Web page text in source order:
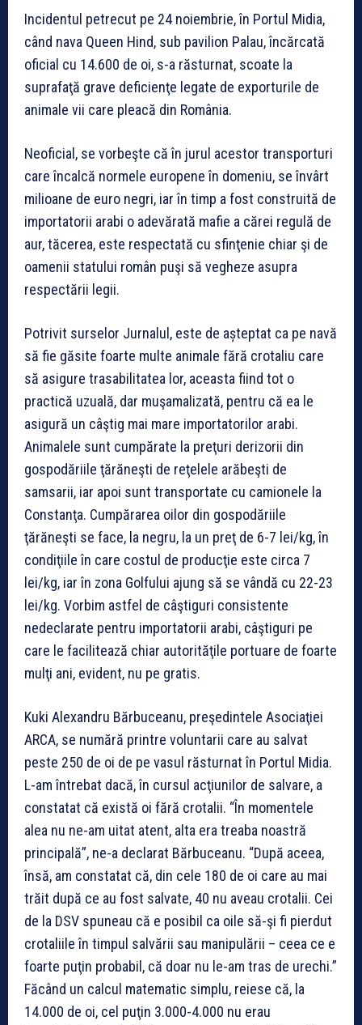
Incidentul petrecut pe 24 noiembrie, în Portul Midia,
când nava Queen Hind, sub pavilion Palau, încărcată
oficial cu 14.600 de oi, s-a răsturnat, scoate la
suprafaţă grave deficienţe legate de exporturile de
animale vii care pleacă din România.
Neoficial, se vorbeşte că în jurul acestor transporturi
care încalcă normele europene în domeniu, se învârt
milioane de euro negri, iar în timp a fost construită de
importatorii arabi o adevărată mafie a cărei regulă de
aur, tăcerea, este respectată cu sfinţenie chiar şi de
oamenii statului român puşi să vegheze asupra
respectării legii.
Potrivit surselor Jurnalul, este de așteptat ca pe navă
să fie găsite foarte multe animale fără crotaliu care
să asigure trasabilitatea lor, aceasta fiind tot o
practică uzuală, dar muşamalizată, pentru că ea le
asigură un câştig mai mare importatorilor arabi.
Animalele sunt cumpărate la preţuri derizorii din
gospodăriile ţărăneşti de reţelele arăbeşti de
samsarii, iar apoi sunt transportate cu camionele la
Constanţa. Cumpărarea oilor din gospodăriile
ţărăneşti se face, la negru, la un preţ de 6-7 lei/kg, în
condiţiile în care costul de producţie este circa 7
lei/kg, iar în zona Golfului ajung să se vândă cu 22-23
lei/kg. Vorbim astfel de câştiguri consistente
nedeclarate pentru importatorii arabi, câştiguri pe
care le facilitează chiar autorităţile portuare de foarte
mulţi ani, evident, nu pe gratis.
Kuki Alexandru Bărbuceanu, preşedintele Asociaţiei
ARCA, se numără printre voluntarii care au salvat
peste 250 de oi de pe vasul răsturnat în Portul Midia.
L-am întrebat dacă, în cursul acţiunilor de salvare, a
constatat că există oi fără crotalii. “În momentele
alea nu ne-am uitat atent, alta era treaba noastră
principală”, ne-a declarat Bărbuceanu. “După aceea,
însă, am constatat că, din cele 180 de oi care au mai
trăit după ce au fost salvate, 40 nu aveau crotalii. Cei
de la DSV spuneau că e posibil ca oile să-şi fi pierdut
crotaliile în timpul salvării sau manipulării – ceea ce e
foarte puţin probabil, că doar nu le-am tras de urechi.”
Făcând un calcul matematic simplu, reiese că, la
14.000 de oi, cel puţin 3.000-4.000 nu erau